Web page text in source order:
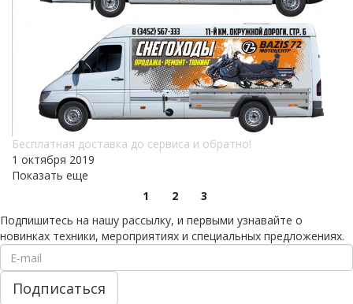
Бесплатная доставка до сервиса и обратно!
1 октября 2019
Показать еще
1
2
3
Подпишитесь на нашу рассылку, и первыми узнавайте о
новинках техники, мероприятиях и специальных предложениях.